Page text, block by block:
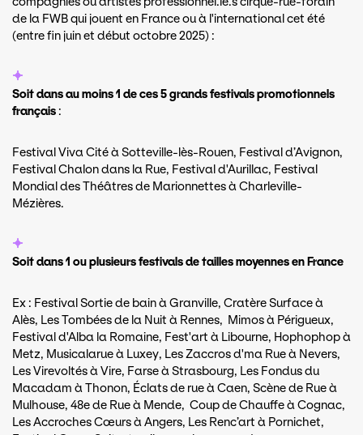
de la FWB qui jouent en France ou à l'international cet été
(entre fin juin et début octobre 2025) :
Soit dans au moins 1 de ces 5 grands festivals promotionnels
français :
Festival Viva Cité à Sotteville-lès-Rouen, Festival d’Avignon,
Festival Chalon dans la Rue, Festival d'Aurillac, Festival
Mondial des Théâtres de Marionnettes à Charleville-
Mézières.
Soit dans 1 ou plusieurs festivals de tailles moyennes en France
Ex : Festival Sortie de bain à Granville, Cratère Surface à
Alès, Les Tombées de la Nuit à Rennes, Mimos à Périgueux,
Festival d'Alba la Romaine, Fest'art à Libourne, Hophophop à
Metz, Musicalarue à Luxey, Les Zaccros d'ma Rue à Nevers,
Les Virevoltés à Vire, Farse à Strasbourg, Les Fondus du
Macadam à Thonon, Éclats de rue à Caen, Scène de Rue à
Mulhouse, 48e de Rue à Mende, Coup de Chauffe à Cognac,
Les Accroches Cœurs à Angers, Les Renc’art à Pornichet,